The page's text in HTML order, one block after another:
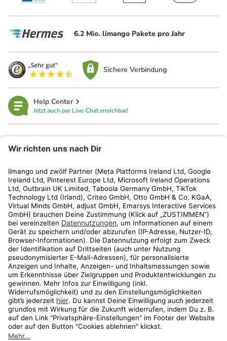
6.2 Mio. limango Pakete pro Jahr
Sichere Verbindung
Help Center
Jetzt auch per Live-Chat erreichbar!
Kundenservice
Shop
Aktionen
Travel